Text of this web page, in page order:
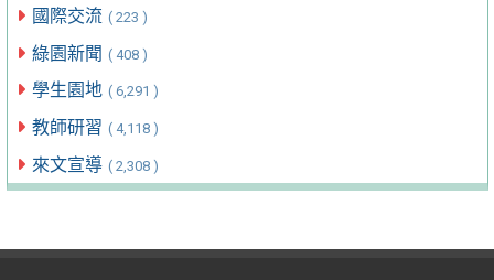
國際交流 ( 223 )
綠園新聞 ( 408 )
學生園地 ( 6,291 )
教師研習 ( 4,118 )
來文宣導 ( 2,308 )